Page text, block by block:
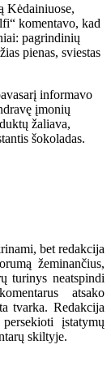
Kėdainiuose,
komentavo, kad
pagrindinių
pienas, sviestas
informavo
įmonių
žaliava,
šokoladas.
bet redakcija
žeminančius,
turinys neatspindi
atsako
tvarka. Redakcija
įstatymų
skiltyje.